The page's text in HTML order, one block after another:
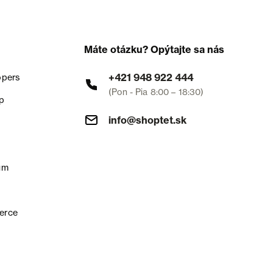
Máte otázku? Opýtajte sa nás
+421 948 922 444
(Pon - Pia 8:00 – 18:30)
info@shoptet.sk